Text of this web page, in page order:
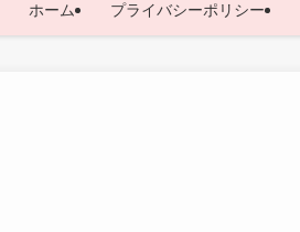
ホーム プライバシーポリシー